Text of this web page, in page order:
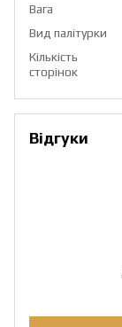
Вага
Вид палітурки
Кількість
сторінок
Відгуки